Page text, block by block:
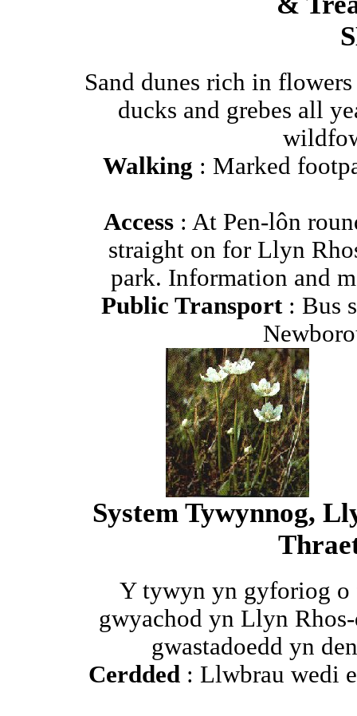
Sand dunes rich in
ducks and grebes all
Walking : Marked
Access : At Pen-lôn
straight on for Llyn
park. Information and
Public Transport: Bus
System Tywynnog,
Y tywyn yn gyforiog o
gwyachod yn Llyn
gwastadoedd yn
Cerdded : Llwbrau wedi